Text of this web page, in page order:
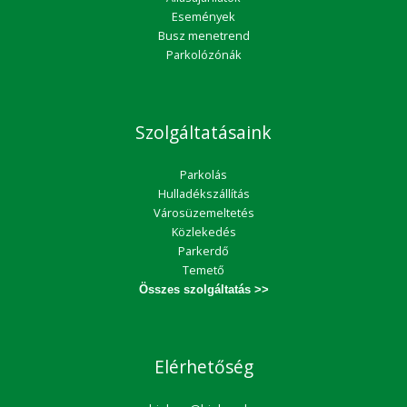
Események
Busz menetrend
Parkolózónák
Szolgáltatásaink
Parkolás
Hulladékszállítás
Városüzemeltetés
Közlekedés
Parkerdő
Temető
Összes szolgáltatás >>
Elérhetőség